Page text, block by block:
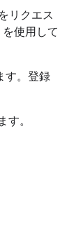
リクエス
使用して
す。登録
す。